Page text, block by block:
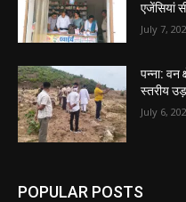
एजेंसियां
July 7,
पन्ना:
स्तरीय
July 6,
POPULAR POSTS